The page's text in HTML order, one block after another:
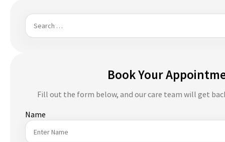
Search
for:
Book Your
Fill out the form below, and our care team will get
Name